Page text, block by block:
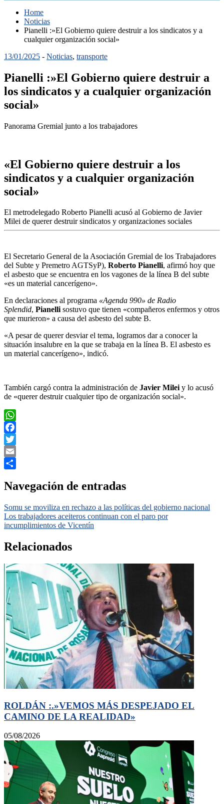
Home
Noticias
Pianelli :»El Gobierno quiere destruir a los sindicatos y a
cualquier organización social»
13/01/2025 - Noticias, transporte
Pianelli :»El Gobierno quiere destruir a
los sindicatos y a cualquier organización
social»
Panorama Gremial junto a los trabajadores
«El Gobierno quiere destruir a los
sindicatos y a cualquier organización
social»
El metrodelegado Roberto Pianelli acusó al Gobierno de Javier
Milei de querer destruir sindicatos y organizaciones sociales
El Secretario General de la Asociación Gremial de los Trabajadores
del Subte y Premetro AGTSyP), Roberto Pianelli, afirmó hoy que
el asbesto que se encuentra en los vagones de la línea B del subte
«es un material cancerígeno».
En declaraciones al programa «Agenda 990» de Radio
Splendid, Pianellisostuvo que tienen «compañeros enfermos y otros
que murieron» a causa del asbesto del subte B.
«A pesar de querer desviar el tema, logramos dar a conocer la
situación insalubre en la que se trabaja en la línea B. El asbesto es
un material cancerígeno», indicó.
También cargó contra la administración de Javier Mileiy lo acusó
de «querer destruir cualquier tipo de organización social».
WhatsApp
Facebook
Twitter
Email
Navegación de entradas
Somu se moviliza en rechazo a las políticas del gobierno nacional
Los trabajadores aceiteros continuan con el paro por
incumplimientos de Vicentín
Relacionados
ROLDÁN :.»VEMOS MÁS DESPEJADO EL
CAMINO DE LA REALIDAD»
05/08/2026